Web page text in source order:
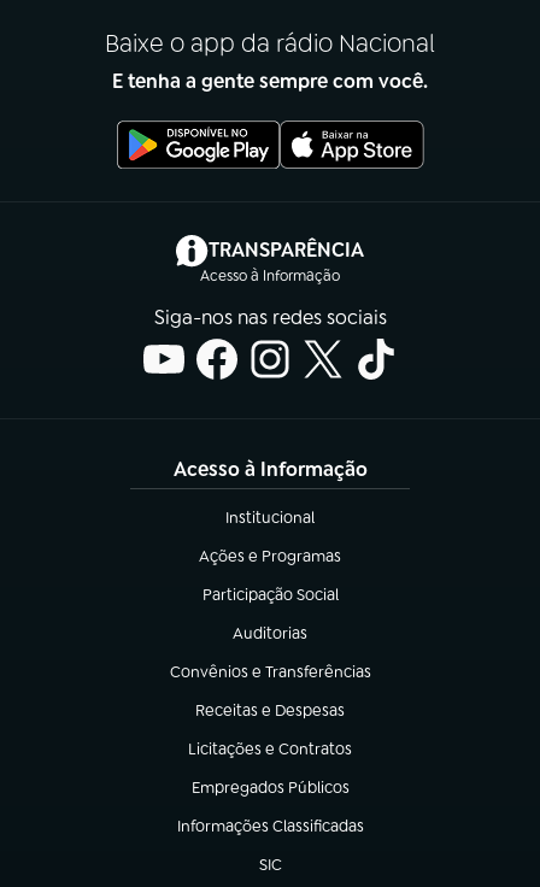
Baixe o app da rádio Nacional
E tenha a gente sempre com você.
TRANSPARÊNCIA
Acesso à Informação
(abre em nova aba)
Siga-nos nas redes sociais
Acesso à Informação
Institucional
(abre em nova aba)
Ações e Programas
(abre em nova aba)
Participação Social
(abre em nova aba)
Auditorias
(abre em nova aba)
Convênios e Transferências
(abre em nova aba)
Receitas e Despesas
(abre em nova aba)
Licitações e Contratos
(abre em nova aba)
Empregados Públicos
(abre em nova aba)
Informações Classificadas
(abre em nova aba)
SIC
(abre em nova aba)